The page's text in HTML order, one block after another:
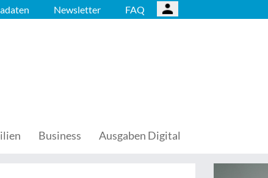
Newsletter FAQ
Business Ausgaben Digital